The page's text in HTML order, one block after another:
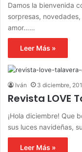
Damos la bienvenida
sorpresas,
amor……
Leer Más »
Iván 3 diciembre,
Revista LOVE
¡Hola diciembre! Que
sus luces navideñas,
Leer Más »